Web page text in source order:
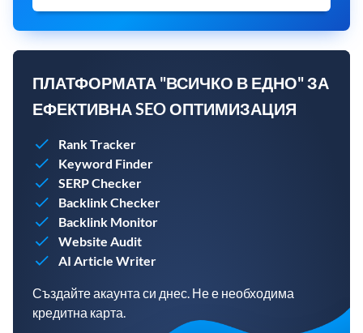
ПЛАТФОРМАТА "ВСИЧКО В ЕДНО" ЗА
ЕФЕКТИВНА SEO ОПТИМИЗАЦИЯ
Rank Tracker
Keyword Finder
SERP Checker
Backlink Checker
Backlink Monitor
Website Audit
AI Article Writer
Създайте акаунта си днес. Не е необходима
кредитна карта.